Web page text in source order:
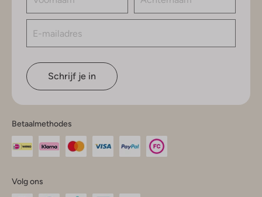
Schrijf je in
Betaalmethodes
Volg ons